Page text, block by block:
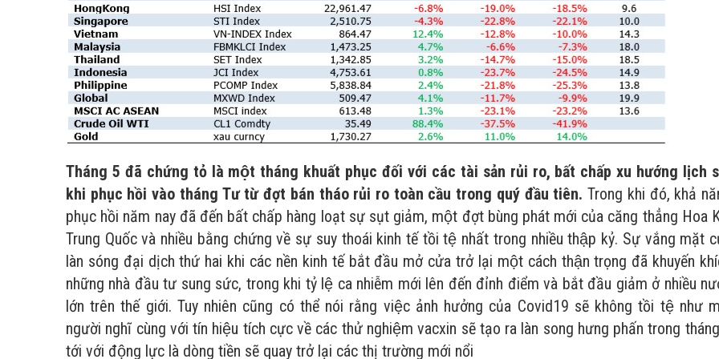
Tháng 5 đã chứng tỏ là một tháng khuất phục đối với các tài sản rủi ro, bất chấp xu hướng lịch
khi phục hồi vào tháng Tư từ đợt bán tháo rủi ro toàn cầu trong quý đầu tiên.Trong khi đó, khả
phục hồi năm nay đã đến bất chấp hàng loạt sự sụt giảm, một đợt bùng phát mới của căng thẳng Hoa
Trung Quốc và nhiều bằng chứng về sự suy thoái kinh tế tồi tệ nhất trong nhiều thập kỷ. Sự vắng mặt
làn sóng đại dịch thứ hai khi các nền kinh tế bắt đầu mở cửa trở lại một cách thận trọng đã khuyến
những nhà đầu tư sung sức, trong khi tỷ lệ ca nhiễm mới lên đến đỉnh điểm và bắt đầu giảm ở nhiều
lớn trên thế giới. Tuy nhiên cũng có thể nói rằng việc ảnh hưởng của Covid19 sẽ không tồi tệ như
người nghĩ cùng với tín hiệu tích cực về các thử nghiệm vacxin sẽ tạo ra làn song hưng phấn trong
tới với động lực là dòng tiền sẽ quay trở lại các thị trường mới nổi